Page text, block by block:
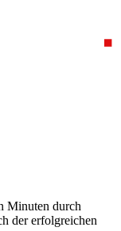
Minuten durch
der erfolgreichen